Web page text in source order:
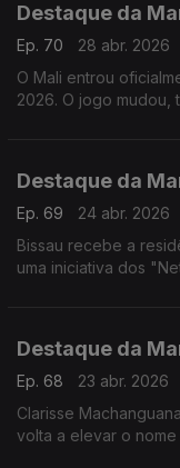
Destaque da
Ep. 70
28 abr. 2026
O Mali entrou
2026. O jogo mudou, tendo por base uma aliança contra-
Destaque da
Ep. 69
24 abr. 2026
Bissau recebe a
uma iniciativa dos
Destaque da
Ep. 68
23 abr. 2026
Clarisse
volta a elevar o